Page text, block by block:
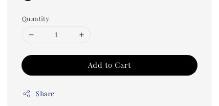
Quantity
Add to Cart
Share